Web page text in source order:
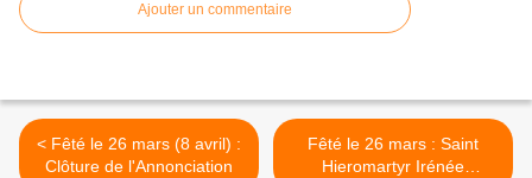
Ajouter un commentaire
< Fêté le 26 mars (8 avril) :
Clôture de l'Annonciation
Fêté le 26 mars : Saint
Hieromartyr Irénée